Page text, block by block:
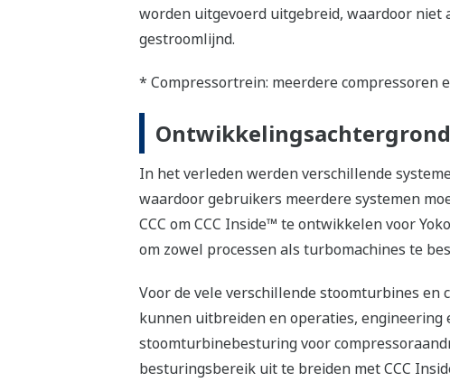
worden uitgevoerd uitgebreid, waardoor
gestroomlijnd.
* Compressortrein: meerdere compressoren
Ontwikkelingsachtergrond
In het verleden werden verschillende
waardoor gebruikers meerdere systemen
CCC om CCC Inside™ te ontwikkelen voor
om zowel processen als turbomachines te
Voor de vele verschillende stoomturbines
kunnen uitbreiden en operaties,
stoomturbinebesturing voor
besturingsbereik uit te breiden met CCC